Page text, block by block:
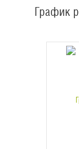
График